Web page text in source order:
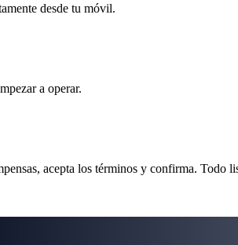
desde tu móvil.
a operar.
acepta los términos y confirma. Todo